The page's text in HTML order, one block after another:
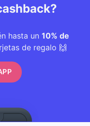
hasta un 10% de
de regalo 🙌